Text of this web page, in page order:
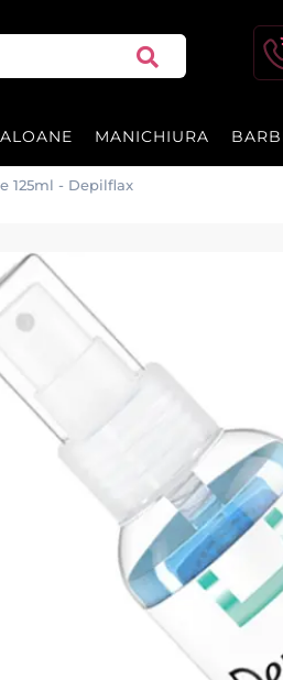
MANICHIURA
125ml - Depilflax
Ulei aromatic de
Depilflax
Ulei aromatic de Caraibe dupa
Hidrateaza pielea si indeparteaza
Fabricat in Spania de
MAYSTAR
31 recenzii| Adăugați recenzia
EDF72